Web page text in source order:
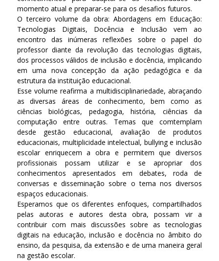
momento atual e preparar-se para os desafios futuros.
O terceiro volume da obra: Abordagens em Educação:
Tecnologias Digitais, Docência e Inclusão vem ao
encontro das inúmeras reflexões sobre o papel do
professor diante da revolução das tecnologias digitais,
dos processos válidos de inclusão e docência, implicando
em uma nova concepção da ação pedagógica e da
estrutura da instituição educacional.
Esse volume reafirma a multidisciplinariedade, abraçando
as diversas áreas de conhecimento, bem como as
ciências biológicas, pedagogia, história, ciências da
computação entre outras. Temas que comtemplam
desde gestão educacional, avaliação de produtos
educacionais, multiplicidade intelectual, bullying e inclusão
escolar enriquecem a obra e permitem que diversos
profissionais possam utilizar e se apropriar dos
conhecimentos apresentados em debates, roda de
conversas e disseminação sobre o tema nos diversos
espaços educacionais.
Esperamos que os diferentes enfoques, compartilhados
pelas autoras e autores desta obra, possam vir a
contribuir com mais discussões sobre as tecnologias
digitais na educação, inclusão e docência no âmbito do
ensino, da pesquisa, da extensão e de uma maneira geral
na gestão escolar.